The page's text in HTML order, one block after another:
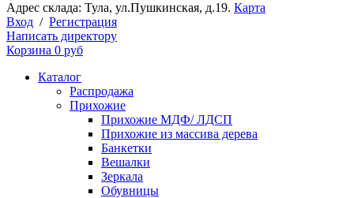
Адрес склада: Тула, ул.Пушкинская, д.19. Карта
Вход / Регистрация
Написать директору
Корзина 0 руб
Каталог
Распродажа
Прихожие
Прихожие МДФ/ ЛДСП
Прихожие из массива дерева
Банкетки
Вешалки
Зеркала
Обувницы